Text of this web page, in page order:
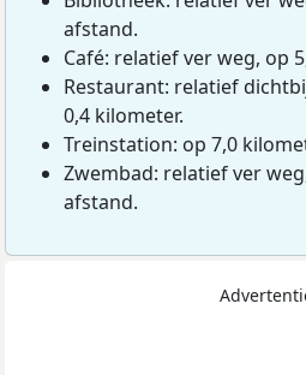
afstand.
Café: relatief ver weg, op
Restaurant: relatief
0,4 kilometer.
Treinstation: op 7,0
Zwembad: relatief ver
afstand.